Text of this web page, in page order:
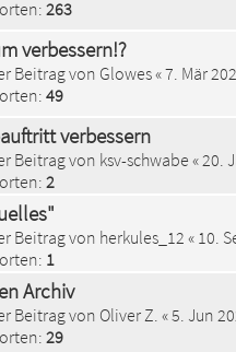
263
verbessern!?
Beitrag von Glowes«7. Mär
49
verbessern
Beitrag von ksv-schwabe «20.
2
Beitrag von herkules_12 « 10.
1
Archiv
Beitrag von Oliver Z. «5. Jun
29